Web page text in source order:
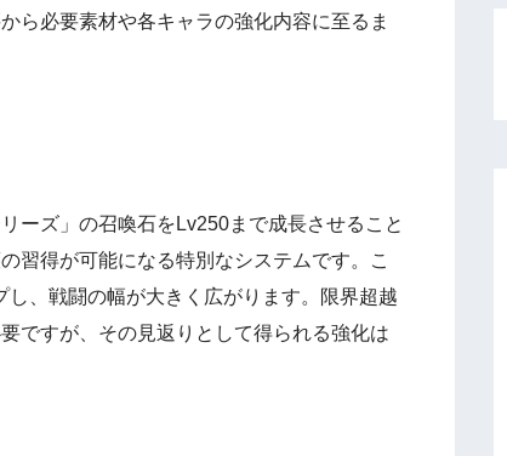
ら必要素材や各キャラの強化内容に至るま
ーズ」の召喚石をLv250まで成長させること
習得が可能になる特別なシステムです。こ
、戦闘の幅が大きく広がります。限界超越
ですが、その見返りとして得られる強化は